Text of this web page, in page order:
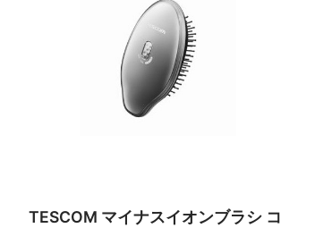
TESCOM マイナスイオンブラシ コ